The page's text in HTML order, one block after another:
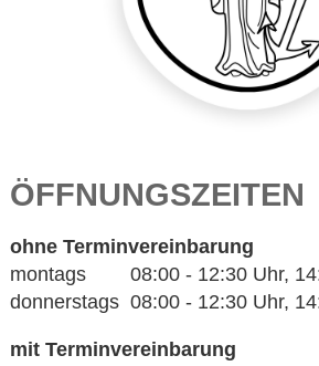
ÖFFNUNGSZEITEN
ohne Terminvereinbarung
montags 08:00 - 12:30 Uhr,
donnerstags 08:00 - 12:30 Uhr,
mit Terminvereinbarung